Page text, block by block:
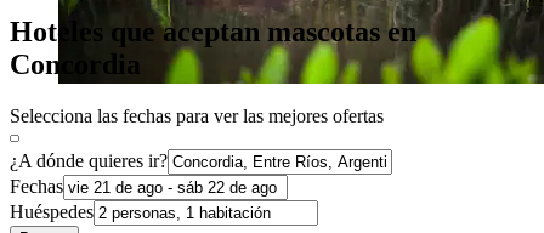
Hoteles que aceptan mascotas en
Concordia
Selecciona las fechas para ver las mejores ofertas
¿A dónde quieres ir?
Fechas
Huéspedes